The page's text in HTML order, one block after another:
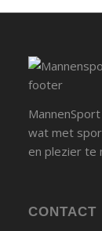
wat met
en plezier te
CONTACT